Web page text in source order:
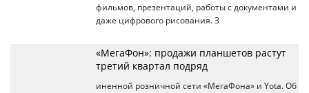
фильмов, презентаций, работы с документами и
даже цифрового рисования. З
«МегаФон»: продажи планшетов растут
третий квартал подряд
иненной розничной сети «МегаФона» и Yota. Об